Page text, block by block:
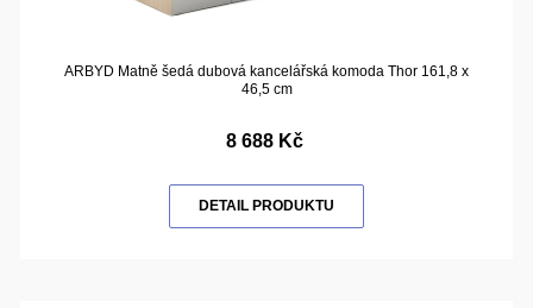
ARBYD Matně šedá dubová kancelářská komoda Thor 161,8 x
46,5 cm
8 688 Kč
DETAIL PRODUKTU